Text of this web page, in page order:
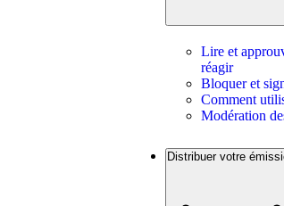
Lire et
réagir
Bloquer et
Comment
Modération
Distribuer votre